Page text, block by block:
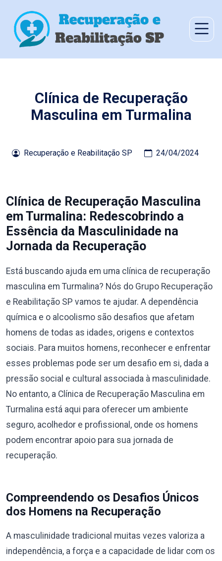
Clínica de Recuperação
Masculina em Turmalina
Recuperação e Reabilitação SP 24/04/2024
Clínica de Recuperação Masculina
em Turmalina: Redescobrindo a
Essência da Masculinidade na
Jornada da Recuperação
Está buscando ajuda em uma clínica de recuperação
masculina em Turmalina? Nós do Grupo Recuperação
e Reabilitação SP vamos te ajudar. A dependência
química e o alcoolismo são desafios que afetam
homens de todas as idades, origens e contextos
sociais. Para muitos homens, reconhecer e enfrentar
esses problemas pode ser um desafio em si, dada a
pressão social e cultural associada à masculinidade.
No entanto, a Clínica de Recuperação Masculina em
Turmalina está aqui para oferecer um ambiente
seguro, acolhedor e profissional, onde os homens
podem encontrar apoio para sua jornada de
recuperação.
Compreendendo os Desafios Únicos
dos Homens na Recuperação
A masculinidade tradicional muitas vezes valoriza a
independência, a força e a capacidade de lidar com os